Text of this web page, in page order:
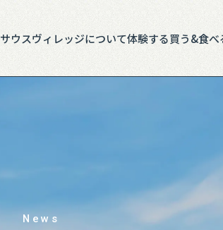
サウスヴィレッジについて体験する買う&食べ
News